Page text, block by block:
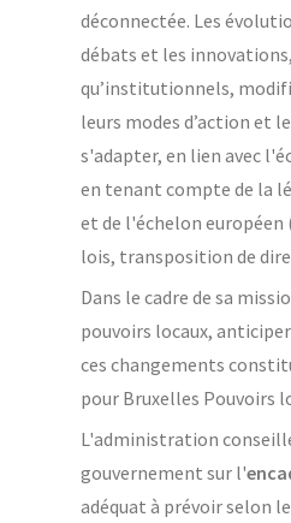
déconnectée. Les
débats et les
qu’institutionnels,
leurs modes d’action et
s'adapter, en lien avec
en tenant compte de la
et de l'échelon
lois, transposition de
Dans le cadre de sa
pouvoirs locaux,
ces changements
pour Bruxelles Pouvoirs
L'administration
gouvernement sur l'
adéquat à prévoir selon